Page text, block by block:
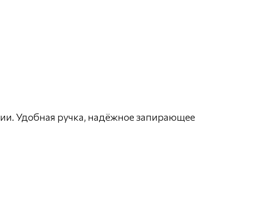
Удобная ручка, надёжное запирающее